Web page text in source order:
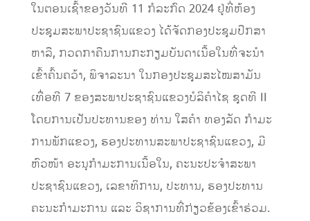
ໃນຕອນເຊົ້າຂອງວັນທີ 11 ກໍລະກົດ 2024 ຢູ່ທີ່ຫ້ອງ
ປະຊຸມສະພາປະຊາຊົນແຂວງ ໄດ້ຈັດກອງປະຊຸມປຶກສາ
ຫາລື, ກວດກາຄືນການກະກຽມບັນດາເນື້ອໃນທີ່ຈະນໍາ
ເຂົ້າຄົ້ນຄວ້າ, ພິຈາລະນາ ໃນກອງປະຊຸມສະໄໝສາມັນ
ເທື່ອທີ 7 ຂອງສະພາປະຊາຊົນແຂວງບໍລິຄໍາໄຊ ຊຸດທີ II
ໂດຍການເປັນປະທານຂອງ ທ່ານ ໃສຄໍາ ທອງລັດ ກໍາມະ
ການພັກແຂວງ, ຮອງປະທານສະພາປະຊາຊົນແຂວງ, ມີ
ຫົວໜ້າ ອະນຸກຳມະການເນື້ອໃນ, ຄະນະປະຈໍາສະພາ
ປະຊາຊົນແຂວງ, ເລຂາທິການ, ປະທານ, ຮອງປະທານ
ຄະນະກຳມະການ ແລະ ວິຊາການທີ່ກ່ຽວຂ້ອງເຂົ້າຮ່ວມ.